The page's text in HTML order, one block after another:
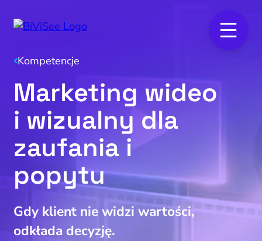
Kompetencje
Marketing wideo
i wizualny dla
zaufania i
popytu
Gdy klient nie widzi wartości,
odkłada decyzję.